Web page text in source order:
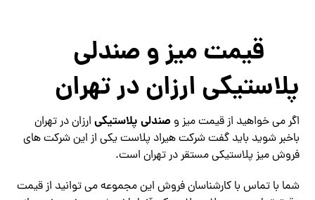
قیمت میز و صندلی
پلاستیکی ارزان در تهران
اگر می خواهید از قیمت میز و صندلی پلاستیکی ارزان در تهران
باخبر شوید باید گفت شرکت هیراد پلاست یکی از این شرکت های
فروش میز پلاستیکی مستقر در تهران است.
شما با تماس با کارشناسان فروش این مجموعه می توانید از قیمت